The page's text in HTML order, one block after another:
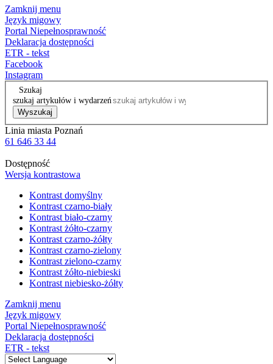
Zamknij menu
Język migowy
Portal Niepełnosprawność
Deklaracja dostępności
ETR - tekst
Facebook
Instagram
Szukaj
szukaj artykułów i wydarzeń
Wyszukaj
Linia miasta Poznań
61 646 33 44
Dostępność
Wersja kontrastowa
Kontrast domyślny
Kontrast czarno-biały
Kontrast biało-czarny
Kontrast żółto-czarny
Kontrast czarno-żółty
Kontrast czarno-zielony
Kontrast zielono-czarny
Kontrast żółto-niebieski
Kontrast niebiesko-żółty
Zamknij menu
Język migowy
Portal Niepełnosprawność
Deklaracja dostępności
ETR - tekst